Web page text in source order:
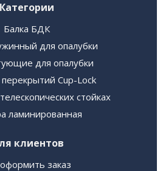
Категории
Балка БДК
для опалубки
для опалубки
Cup-Lock
стойках
ламинированная
клиентов
заказ